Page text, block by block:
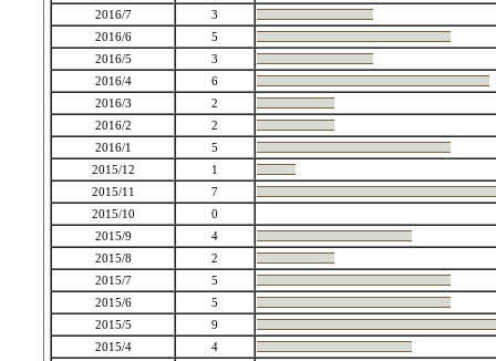
2016/7
3
2016/6
5
2016/5
3
2016/4
6
2016/3
2
2016/2
2
2016/1
5
2015/12
1
2015/11
7
2015/10
0
2015/9
4
2015/8
2
2015/7
5
2015/6
5
2015/5
9
2015/4
4